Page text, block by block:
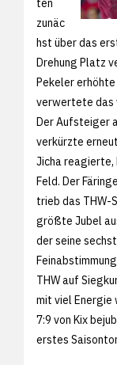
ten
zunäc
hst über das
Drehung Platz
Pekeler
verwertete das
Der Aufsteiger
verkürzte
Jicha
Feld. Der
trieb das THW-
größte Jubel
der seine
THW auf
mit viel Energie
7:9 von Kix
erstes